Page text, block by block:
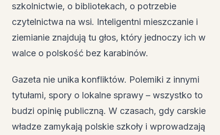
szkolnictwie, o bibliotekach, o potrzebie
czytelnictwa na wsi. Inteligentni mieszczanie i
ziemianie znajdują tu głos, który jednoczy ich w
walce o polskość bez karabinów.
Gazeta nie unika konfliktów. Polemiki z innymi
tytułami, spory o lokalne sprawy – wszystko to
budzi opinię publiczną. W czasach, gdy carskie
władze zamykają polskie szkoły i wprowadzają